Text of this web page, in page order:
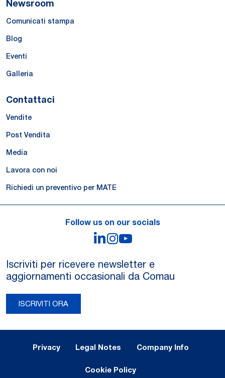
Newsroom
Comunicati stampa
Blog
Eventi
Galleria
Contattaci
Vendite
Post Vendita
Media
Lavora con noi
Richiedi un preventivo per MATE
Follow us on our socials
LinkedIn
Instagram
Iscriviti per ricevere newsletter e
aggiornamenti occasionali da Comau
ISCRIVITI ORA
Privacy Legal Notes Company Info
Cookie Policy